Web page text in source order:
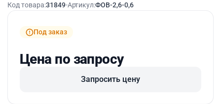
Код товара:31849 Артикул:ФОВ-2,6-0,6
Под заказ
Цена по запросу
Запросить цену